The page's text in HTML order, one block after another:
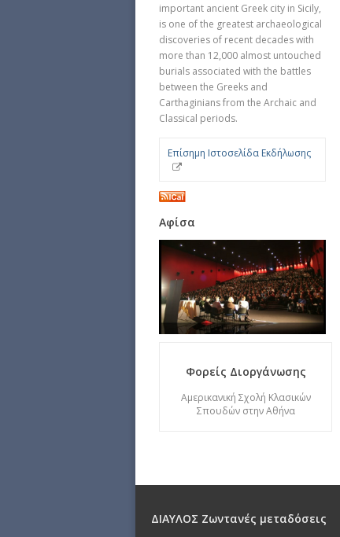
important ancient Greek city in Sicily,
is one of the greatest archaeological
discoveries of recent decades with
more than 12,000 almost untouched
burials associated with the battles
between the Greeks and
Carthaginians from the Archaic and
Classical periods.
Επίσημη Ιστοσελίδα Εκδήλωσης
Αφίσα
Φορείς Διοργάνωσης
Αμερικανική Σχολή Κλασικών
Σπουδών στην Αθήνα
ΔΙΑΥΛΟΣ Ζωντανές μεταδόσεις